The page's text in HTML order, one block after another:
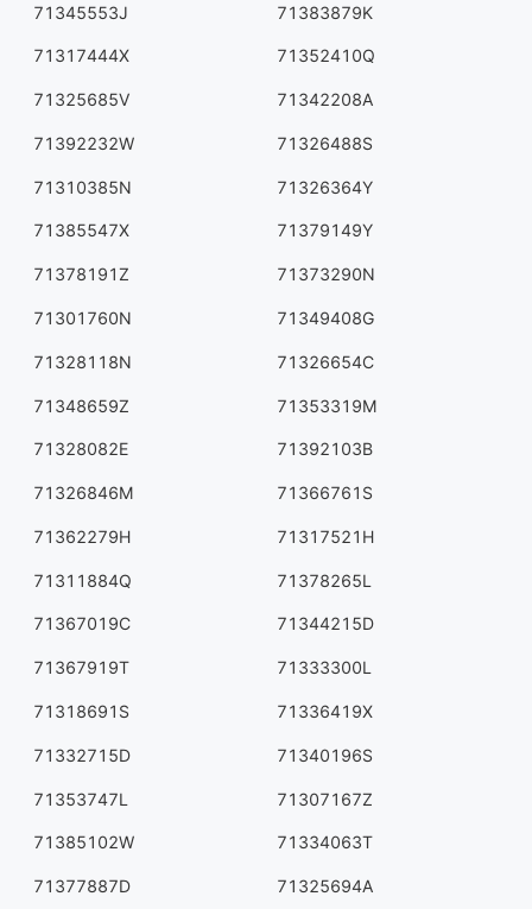
71345553J 71383879K
71317444X 71352410Q
71325685V 71342208A
71392232W 71326488S
71310385N 71326364Y
71385547X 71379149Y
71378191Z 71373290N
71301760N 71349408G
71328118N 71326654C
71348659Z 71353319M
71328082E 71392103B
71326846M 71366761S
71362279H 71317521H
71311884Q 71378265L
71367019C 71344215D
71367919T 71333300L
71318691S 71336419X
71332715D 71340196S
71353747L 71307167Z
71385102W 71334063T
71377887D 71325694A